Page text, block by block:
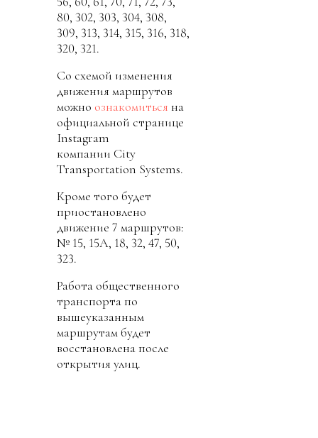
80, 302, 303, 304, 308,
309, 313, 314, 315, 316, 318,
320, 321.
Со схемой изменения
движения маршрутов
можно ознакомиться на
официальной странице
Instagram
компании City
Transportation Systems.
Кроме того будет
приостановлено
движение 7 маршрутов:
№ 15, 15А, 18, 32, 47, 50,
323.
Работа общественного
транспорта по
вышеуказанным
маршрутам будет
восстановлена после
открытия улиц.